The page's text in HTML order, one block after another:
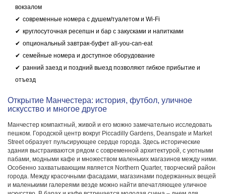
вокзалом
современные номера с душем/туалетом и Wi-Fi
круглосуточная ресепшн и бар с закусками и напитками
опциональный завтрак-буфет all-you-can-eat
семейные номера и доступное оборудование
ранний заезд и поздний выезд позволяют гибкое прибытие и
отъезд
Открытие Манчестера: история, футбол, уличное
искусство и многое другое
Манчестер компактный, живой и его можно замечательно исследовать
пешком. Городской центр вокруг Piccadilly Gardens, Deansgate и Market
Street образует пульсирующее сердце города. Здесь исторические
здания выстраиваются рядом с современной архитектурой, с уютными
пабами, модными кафе и множеством маленьких магазинов между ними.
Особенно захватывающим является Northern Quarter, творческий район
города. Между красочными фасадами, магазинами подержанных вещей
и маленькими галереями везде можно найти впечатляющее уличное